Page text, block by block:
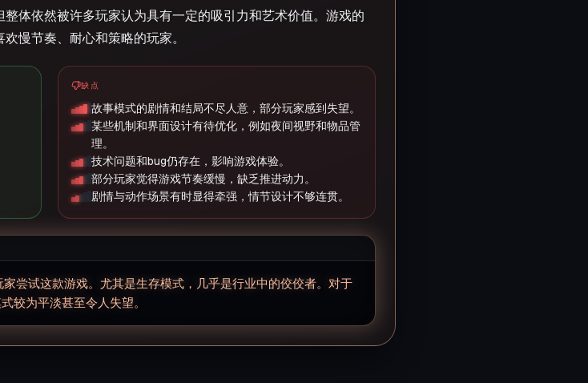
体依然被许多玩家认为具有一定的吸引力和艺术价值。游戏的
慢节奏、耐心和策略的玩家。
缺点
故事模式的剧情和结局不尽人意，部分玩家感到失望。
某些机制和界面设计有待优化，例如夜间视野和物品管
理。
技术问题和bug仍存在，影响游戏体验。
部分玩家觉得游戏节奏缓慢，缺乏推进动力。
剧情与动作场景有时显得牵强，情节设计不够连贯。
尝试这款游戏。尤其是生存模式，几乎是行业中的佼佼者。对于
较为平淡甚至令人失望。